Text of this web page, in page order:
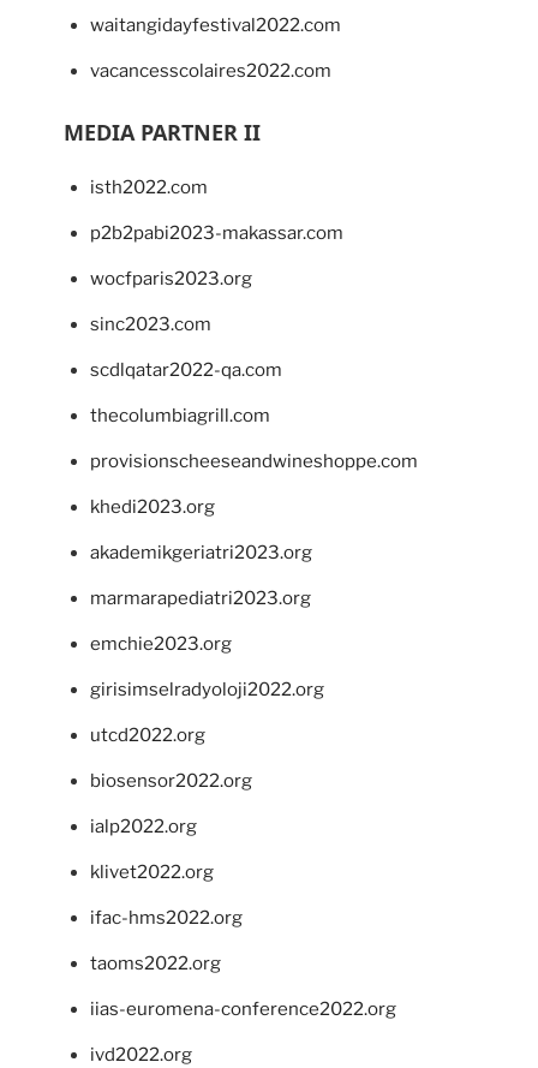
waitangidayfestival2022.com
vacancesscolaires2022.com
MEDIA PARTNER II
isth2022.com
p2b2pabi2023-makassar.com
wocfparis2023.org
sinc2023.com
scdlqatar2022-qa.com
thecolumbiagrill.com
provisionscheeseandwineshoppe.com
khedi2023.org
akademikgeriatri2023.org
marmarapediatri2023.org
emchie2023.org
girisimselradyoloji2022.org
utcd2022.org
biosensor2022.org
ialp2022.org
klivet2022.org
ifac-hms2022.org
taoms2022.org
iias-euromena-conference2022.org
ivd2022.org